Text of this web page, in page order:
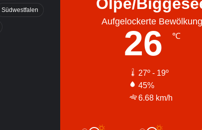
Südwestfalen
Aufgelockerte Bewölkung
26 ℃
27º - 19º
45%
6.68 km/h